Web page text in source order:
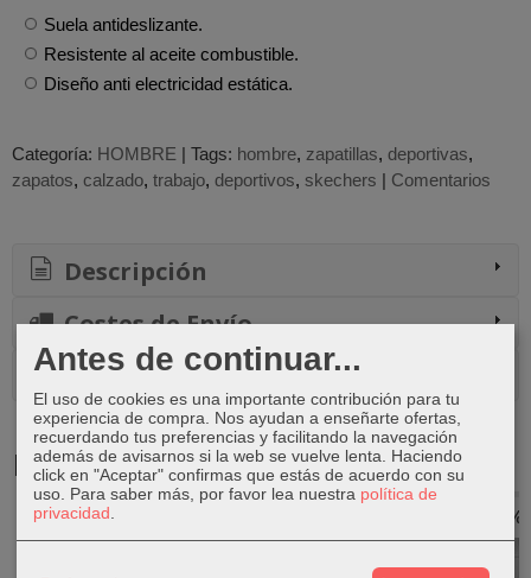
Suela antideslizante.
Resistente al aceite combustible.
Diseño anti electricidad estática.
Categoría: HOMBRE | Tags: hombre zapatillas deportivas
zapatos calzado trabajo deportivos skechers | Comentarios
Descripción
Costes de Envío
Comentarios
Productos Relacionados
-31 %
Antes de continuar...
El uso de cookies es una importante contribución para tu
experiencia de compra. Nos ayudan a enseñarte ofertas,
recuerdando tus preferencias y facilitando la navegación
además de avisarnos si la web se vuelve lenta. Haciendo
click en "Aceptar" confirmas que estás de acuerdo con su
uso. Para saber más, por favor lea nuestra política de
privacidad